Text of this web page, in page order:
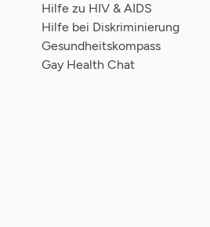
Hilfe zu HIV & AIDS
Hilfe bei Diskriminierung
Gesundheitskompass
Gay Health Chat